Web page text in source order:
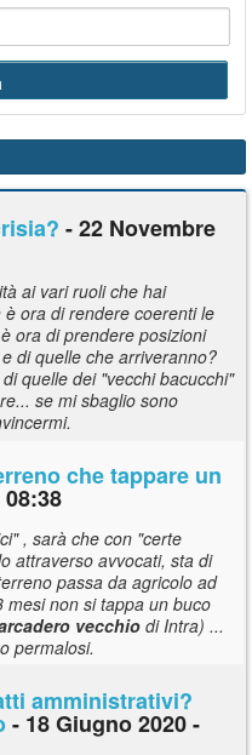
- 22 Novembre
ai vari ruoli che hai
ora di rendere coerenti le
ora di prendere posizioni
di quelle che arriveranno?
quelle dei "vecchi bacucchi"
se mi sbaglio sono
che tappare un
, sarà che con "certe
attraverso avvocati, sta di
passa da agricolo ad
non si tappa un buco
vecchio di Intra) ...
permalosi.
amministrativi?
- 18 Giugno 2020 -